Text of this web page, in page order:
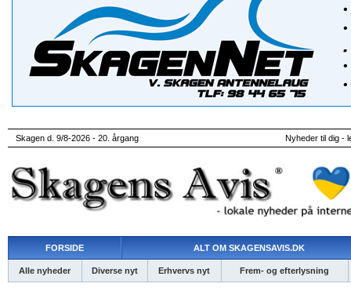
Skagen d. 9/8-2026 - 20. årgang Nyheder til dig -
FORSIDE ALT OM SKAGENSAVIS.DK
Alle nyheder Diverse nyt Erhvervs nyt Frem- og efterlysning